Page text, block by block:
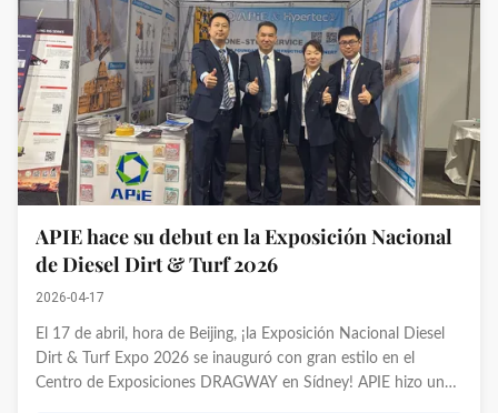
APIE hace su debut en la Exposición Nacional
de Diesel Dirt & Turf 2026
2026-04-17
El 17 de abril, hora de Beijing, ¡la Exposición Nacional Diesel
Dirt & Turf Expo 2026 se inauguró con gran estilo en el
Centro de Exposiciones DRAGWAY en Sídney! APIE hizo un